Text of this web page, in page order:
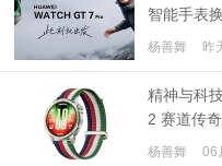
智能手表
杨善舞 昨
精神与科
2 赛道传
杨善舞 06